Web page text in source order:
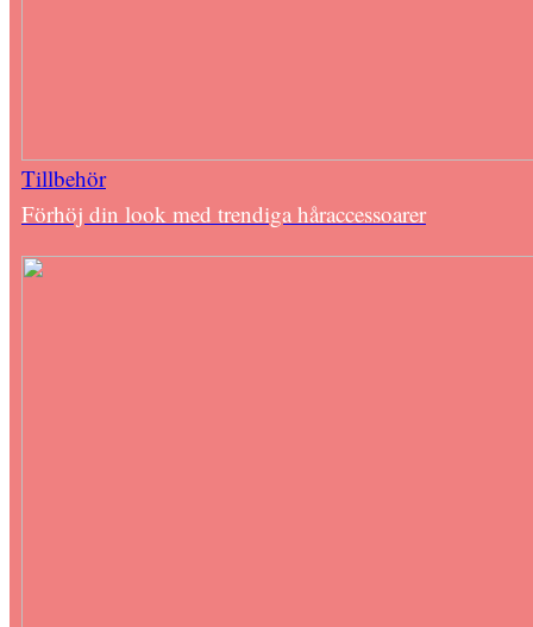
Tillbehör
Förhöj din look med trendiga håraccessoarer